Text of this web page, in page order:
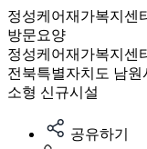
정성케어재가복지센
방문요양
정성케어재가복지센
전북특별자치도 남
소형 신규시설
공유하기